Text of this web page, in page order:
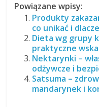
Powiązane wpisy:
Produkty
co unikać i
Dieta wg grupy
praktyczne
Nektarynki –
odżywcze i
Satsuma –
mandarynek i